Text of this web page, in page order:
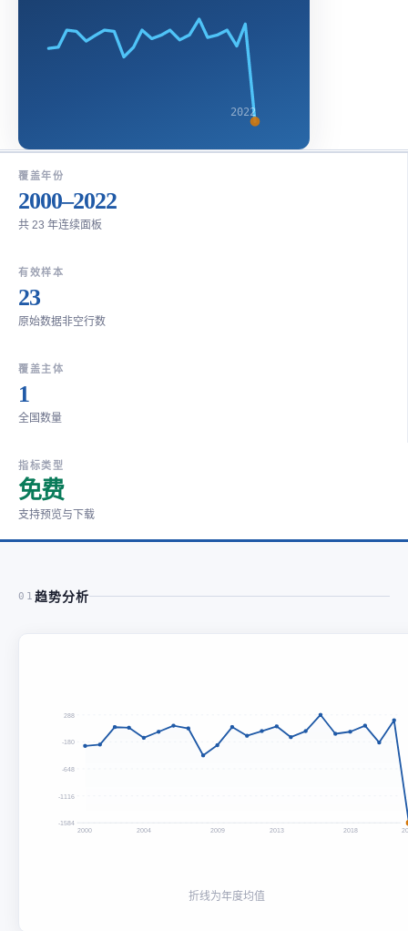
2022
覆盖年份
2000–2022
共 23 年连续面板
有效样本
23
原始数据非空行数
覆盖主体
1
全国数量
指标类型
免费
支持预览与下载
01 趋势分析
288
-180
-648
-1116
-1584
2000 2004 2009 2013 2018
折线为年度均值